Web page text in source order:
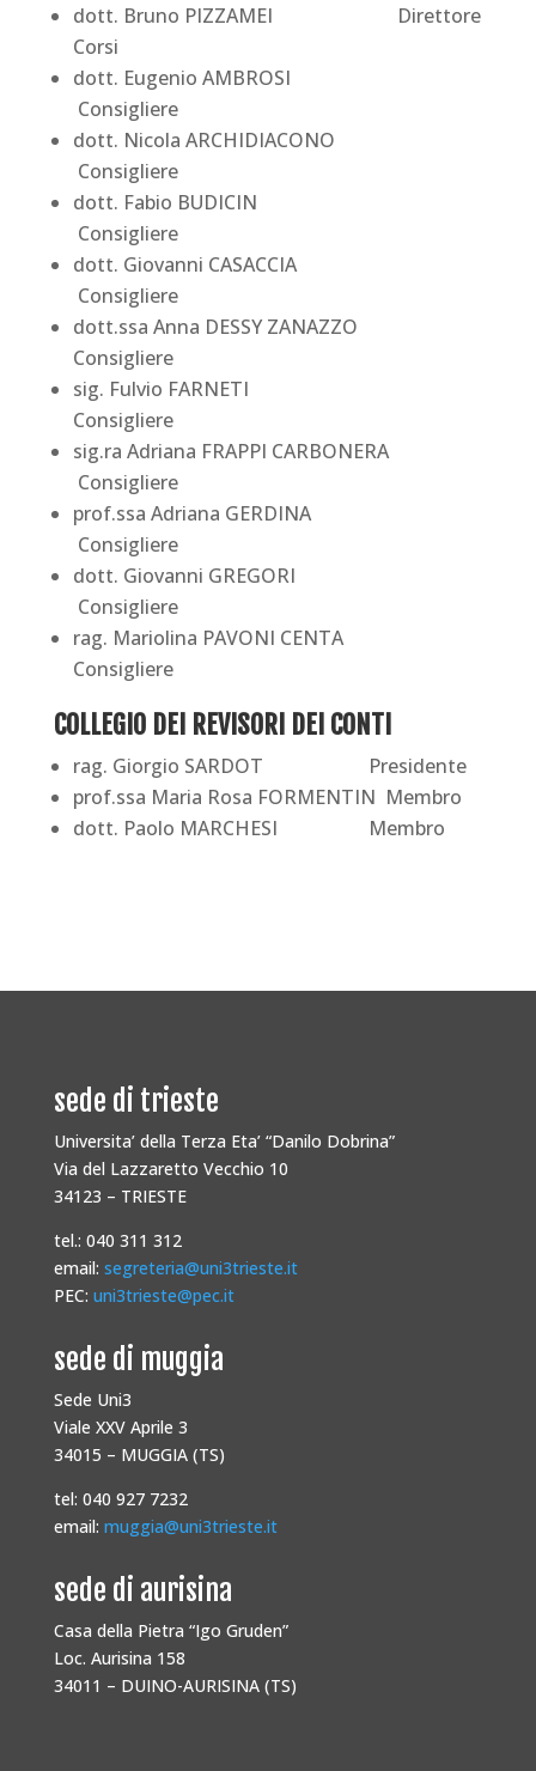
dott. Bruno PIZZAMEI Direttore
Corsi
dott. Eugenio AMBROSI
Consigliere
dott. Nicola ARCHIDIACONO
Consigliere
dott. Fabio BUDICIN
Consigliere
dott. Giovanni CASACCIA
Consigliere
dott.ssa Anna DESSY ZANAZZO
Consigliere
sig. Fulvio FARNETI
Consigliere
sig.ra Adriana FRAPPI CARBONERA
Consigliere
prof.ssa Adriana GERDINA
Consigliere
dott. Giovanni GREGORI
Consigliere
rag. Mariolina PAVONI CENTA
Consigliere
COLLEGIO DEI REVISORI DEI CONTI
rag. Giorgio SARDOT Presidente
prof.ssa Maria Rosa FORMENTIN Membro
dott. Paolo MARCHESI Membro
sede di trieste
Universita’ della Terza Eta’ “Danilo Dobrina”
Via del Lazzaretto Vecchio 10
34123 – TRIESTE
tel.: 040 311 312
email: segreteria@uni3trieste.it
PEC: uni3trieste@pec.it
sede di muggia
Sede Uni3
Viale XXV Aprile 3
34015 – MUGGIA (TS)
tel: 040 927 7232
email: muggia@uni3trieste.it
sede di aurisina
Casa della Pietra “Igo Gruden”
Loc. Aurisina 158
34011 – DUINO-AURISINA (TS)